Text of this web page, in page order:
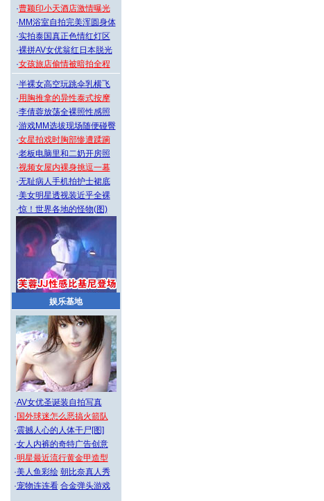
·曹颖印小天酒店激情曝光
· MM浴室自拍完美浑圆身体
·实拍泰国真正色情红灯区
·裸拼AV女优翁红日本脱光
·女孩旅店偷情被暗拍全程
·半裸女高空玩跳伞乳横飞
·用胸推拿的异性泰式按摩
·李倩蓉放荡全裸照性感照
·游戏MM选拔现场随便碰臀
·女星拍戏时胸部惨遭蹂躏
·老板电脑里和二奶开房照
·视频女屋内裸身挑逗一幕
·无耻病人手机拍护士裙底
·美女明星透视装近乎全裸
·惊！世界各地的怪物(图)
娱乐基地
·AV女优圣诞装自拍写真
· 国外球迷怎么恶搞火箭队
·震撼人心的人体干尸[图]
·女人内裤的奇特广告创意
·明星最近流行黄金甲造型
·美人鱼彩绘 朝比奈真人秀
·宠物连连看 合金弹头游戏